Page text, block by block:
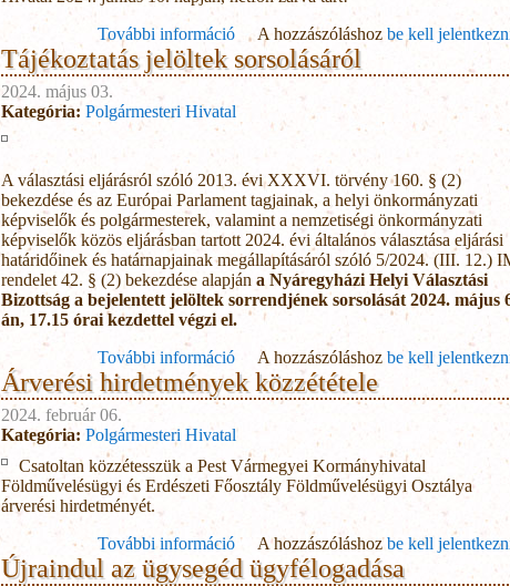
További információ Tájékoztatás tartalommal kapcsolatosan
A hozzászóláshoz be kell
Tájékoztatás jelöltek sorsolásáról
2024. május 03.
Kategória: Polgármesteri Hivatal
A választási eljárásról szóló 2013. évi XXXVI. törvény 160. § (2)
bekezdése és az Európai Parlament tagjainak, a helyi önkormányzati
képviselők és polgármesterek, valamint a nemzetiségi önkormányzati
képviselők közös eljárásban tartott 2024. évi általános választása eljárási
határidőinek és határnapjainak megállapításáról szóló 5/2024. (III. 12.)
rendelet 42. § (2) bekezdése alapján a Nyáregyházi Helyi Választási
Bizottság a bejelentett jelöltek sorrendjének sorsolását 2024. május
án, 17.15 órai kezdettel végzi el.
További információ
Tájékoztatás jelöltek
tartalommal
A hozzászóláshoz be kell
Árverési hirdetmények közzététele
2024. február 06.
Kategória: Polgármesteri Hivatal
Csatoltan közzétesszük a Pest Vármegyei Kormányhivatal
Földművelésügyi és Erdészeti Főosztály Földművelésügyi Osztálya
árverési hirdetményét.
További információ
Árverési hirdetmények
tartalommal
A hozzászóláshozbe kell
Újraindul az ügysegéd ügyfélogadása